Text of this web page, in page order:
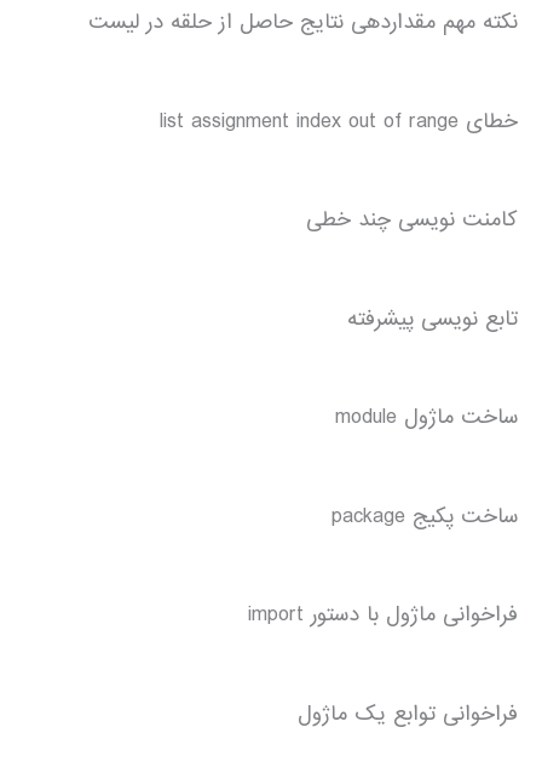
نکته مهم مقداردهی نتایج حاصل از حلقه در لیست
خطای list assignment index out of range
کامنت نویسی چند خطی
تابع نویسی پیشرفته
ساخت ماژول module
ساخت پکیج package
فراخوانی ماژول با دستور import
فراخوانی توابع یک ماژول